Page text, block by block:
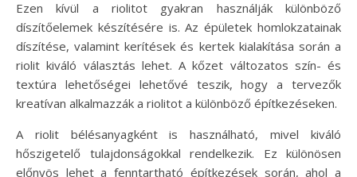
Ezen kívül a riolitot gyakran használják különböző
díszítőelemek készítésére is. Az épületek homlokzatainak
díszítése, valamint kerítések és kertek kialakítása során a
riolit kiváló választás lehet. A kőzet változatos szín- és
textúra lehetőségei lehetővé teszik, hogy a tervezők
kreatívan alkalmazzák a riolitot a különböző építkezéseken.
A riolit bélésanyagként is használható, mivel kiváló
hőszigetelő tulajdonságokkal rendelkezik. Ez különösen
előnyös lehet a fenntartható építkezések során, ahol a